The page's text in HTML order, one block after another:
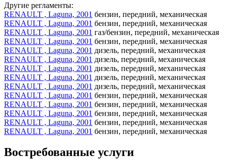
Другие регламенты:
RENAULT , Laguna, 2001 бензин, передний, механическая
RENAULT , Laguna, 2001 бензин, передний, механическая
RENAULT , Laguna, 2001 газ/бензин, передний, механическая
RENAULT , Laguna, 2001 бензин, передний, механическая
RENAULT , Laguna, 2001 дизель, передний, механическая
RENAULT , Laguna, 2001 дизель, передний, механическая
RENAULT , Laguna, 2001 дизель, передний, механическая
RENAULT , Laguna, 2001 дизель, передний, механическая
RENAULT , Laguna, 2001 дизель, передний, механическая
RENAULT , Laguna, 2001 бензин, передний, механическая
RENAULT , Laguna, 2001 бензин, передний, механическая
RENAULT , Laguna, 2001 бензин, передний, механическая
RENAULT , Laguna, 2001 бензин, передний, механическая
RENAULT , Laguna, 2001 бензин, передний, механическая
Востребованные услуги